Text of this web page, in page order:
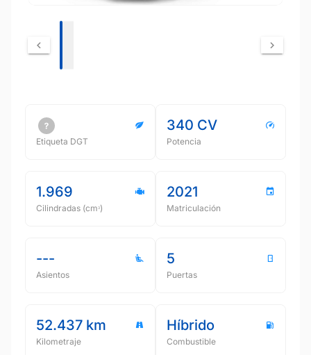
Etiqueta DGT
340 CV
Potencia
1.969
Cilindradas (cmᵌ)
2021
Matriculación
---
Asientos
5
Puertas
52.437 km
Kilometraje
Híbrido
Combustible